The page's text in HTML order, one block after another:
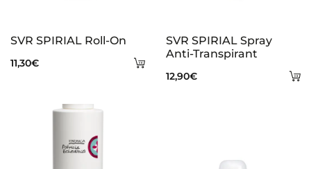
Añadir
SVR SPIRIAL Roll-On
11,30€
SVR SPIRIAL Spray
Anti-Transpirant
12,90€